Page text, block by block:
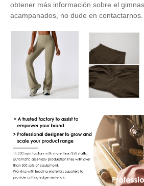
obtener más información sobre el
acampanados, no dude en contactarnos.